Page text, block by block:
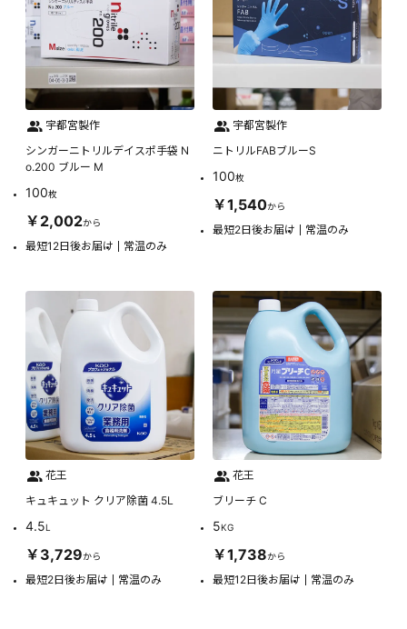
宇都宮製作
シンガーニトリルデイスポ手袋 N
o.200 ブルー M
100枚
￥2,002から
最短12日後お届け 常温のみ
宇都宮製作
ニトリルFABブルーS
100枚
￥1,540から
最短2日後お届け 常温のみ
花王
キュキュット クリア除菌 4.5L
4.5L
￥3,729から
最短2日後お届け 常温のみ
花王
ブリーチ C
5KG
￥1,738から
最短12日後お届け 常温のみ